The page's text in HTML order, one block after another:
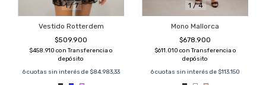
1/7
Vestido Rotterdem
$509.900
$458.910 con Transferencia o
depósito
6 cuotas sin interés de $84.983,33
1 /4
Mono Mallorca
$678.900
$611.010 con Transferencia o
depósito
6 cuotas sin interés de $113.150